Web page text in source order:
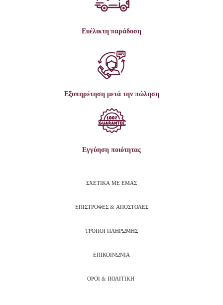
Ευέλικτη παράδοση
Εξυπηρέτηση μετά την πώληση
Εγγύηση ποιότητας
ΣΧΕΤΙΚΑ ΜΕ ΕΜΑΣ
ΕΠΙΣΤΡΟΦΕΣ & ΑΠΟΣΤΟΛΕΣ
ΤΡΟΠΟΙ ΠΛΗΡΩΜΗΣ
ΕΠΙΚΟΙΝΩΝΙΑ
ΟΡΟΙ & ΠΟΛΙΤΙΚΗ